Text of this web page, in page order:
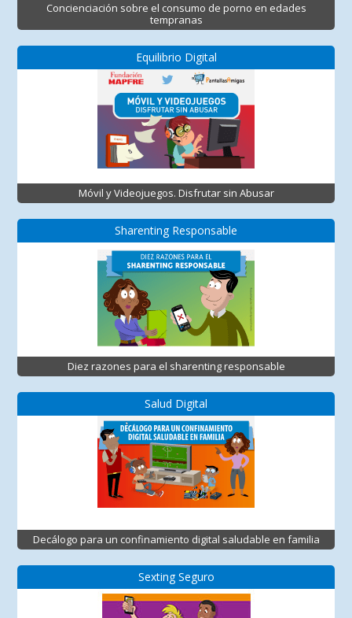
Concienciación sobre el consumo de porno en edades
tempranas
Equilibrio Digital
Móvil y Videojuegos. Disfrutar sin Abusar
Sharenting Responsable
Diez razones para el sharenting responsable
Salud Digital
Decálogo para un confinamiento digital saludable en familia
Sexting Seguro